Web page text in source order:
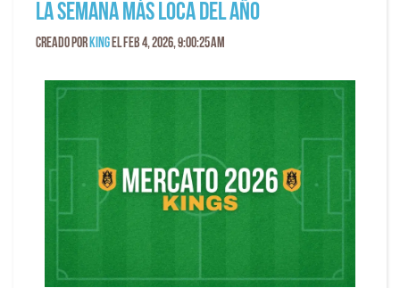
la semana más loca del año
Creado por King el Feb 4, 2026, 9:00:25 AM